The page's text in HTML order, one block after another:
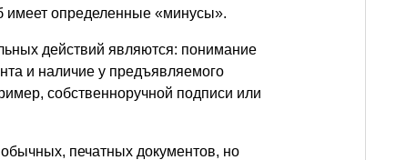
имеет определенные «минусы».
действий являются: понимание
и наличие у предъявляемого
собственноручной подписи или
печатных документов, но